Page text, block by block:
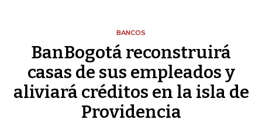
BANCOS
BanBogotá reconstruirá
casas de sus empleados y
aliviará créditos en la isla de
Providencia